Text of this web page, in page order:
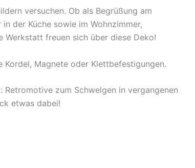
versuchen. Ob als Begrüßung am
der Küche sowie im Wohnzimmer,
Werkstatt freuen sich über diese Deko!
Magnete oder Klettbefestigungen.
Retromotive zum Schwelgen in vergangenen
etwas dabei!